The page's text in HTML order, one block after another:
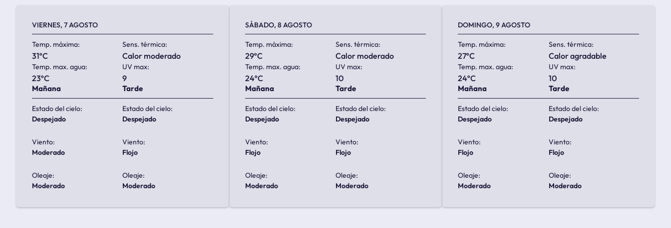
VIERNES, 7 AGOSTO
Temp. máxima:
31ºC
Sens. térmica:
calor moderado
Temp. max. agua:
23ºC
UV max:
9
Mañana
Estado del cielo:
despejado
Viento:
moderado
Oleaje:
moderado
Tarde
Estado del cielo:
despejado
Viento:
flojo
Oleaje:
moderado
SÁBADO, 8 AGOSTO
Temp. máxima:
29ºC
Sens. térmica:
calor moderado
Temp. max. agua:
24ºC
UV max:
10
Mañana
Estado del cielo:
despejado
Viento:
flojo
Oleaje:
moderado
Tarde
Estado del cielo:
despejado
Viento:
flojo
Oleaje:
moderado
DOMINGO, 9 AGOSTO
Temp. máxima:
27ºC
Sens. térmica:
calor agradable
Temp. max. agua:
24ºC
UV max:
10
Mañana
Estado del cielo:
despejado
Viento:
flojo
Oleaje:
moderado
Tarde
Estado del cielo:
despejado
Viento:
flojo
Oleaje:
moderado